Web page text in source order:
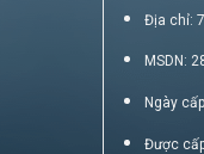
Địa chỉ:
MSDN:
Ngày
Được